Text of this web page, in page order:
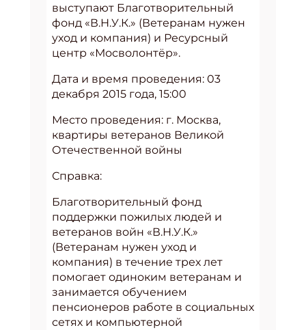
выступают Благотворительный
фонд «В.Н.У.К.» (Ветеранам нужен
уход и компания) и Ресурсный
центр «Мосволонтёр».
Дата и время проведения: 03
декабря 2015 года, 15:00
Место проведения: г. Москва,
квартиры ветеранов Великой
Отечественной войны
Справка:
Благотворительный фонд
поддержки пожилых людей и
ветеранов войн «В.Н.У.К.»
(Ветеранам нужен уход и
компания) в течение трех лет
помогает одиноким ветеранам и
занимается обучением
пенсионеров работе в социальных
сетях и компьютерной